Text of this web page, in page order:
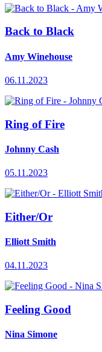
Back to Black
Amy Winehouse
06.11.2023
Ring of Fire
Johnny Cash
05.11.2023
Either/Or
Elliott Smith
04.11.2023
Feeling Good
Nina Simone